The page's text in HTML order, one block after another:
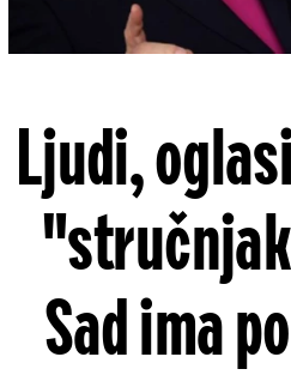
Ljudi,
Sad ima